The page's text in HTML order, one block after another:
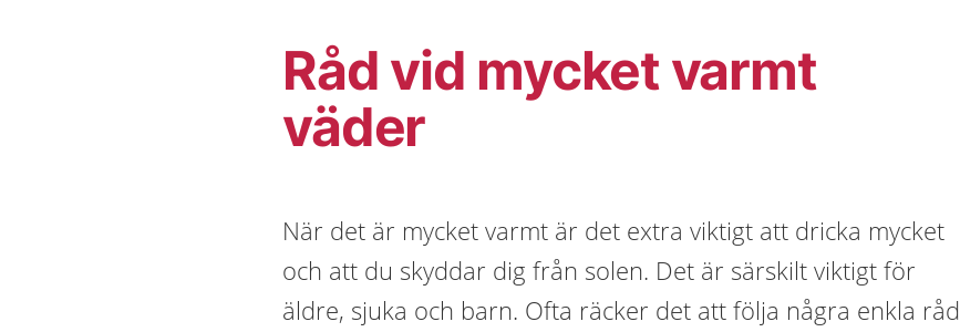
Råd vid mycket varmt
väder
När det är mycket varmt är det extra viktigt att dricka mycket
och att du skyddar dig från solen. Det är särskilt viktigt för
äldre, sjuka och barn. Ofta räcker det att följa några enkla råd